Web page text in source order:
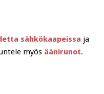
sähkökaapeissa ja
myös äänirunot.